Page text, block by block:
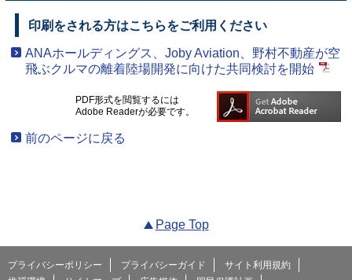
印刷をされる方はこちらをご利用ください
ANAホールディングス、Joby Aviation、野村不動産が空
飛ぶクルマの離着陸場開発に向けた共同検討を開始
PDF形式を閲覧するには
Adobe Readerが必要です。
前のページに戻る
Page Top
プライバシーポリシー プライバシーガイド
サイト利用規約